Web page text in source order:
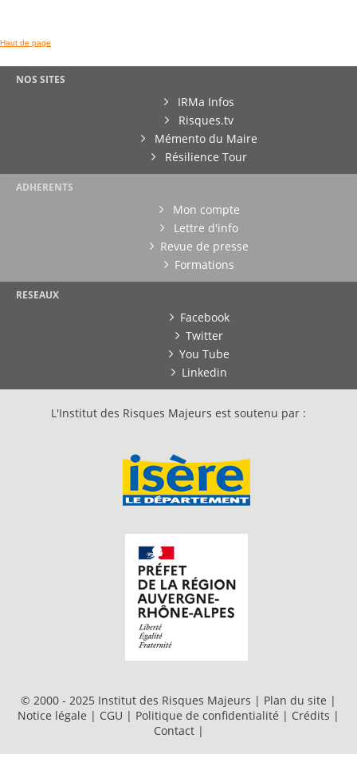
Haut de page
NOS SITES
IRMa Infos
Risques.tv
Mémento du Maire
Résilience Tour
ADHERENTS
Mon compte
Lettre d'info
Revue de presse
Formations
RESEAUX
Facebook
Twitter
You Tube
Linkedin
L'Institut des Risques Majeurs est soutenu par :
© 2000 - 2025 Institut des Risques Majeurs | Plan du site |
Notice légale | CGU | Politique de confidentialité | Crédits |
Contact |